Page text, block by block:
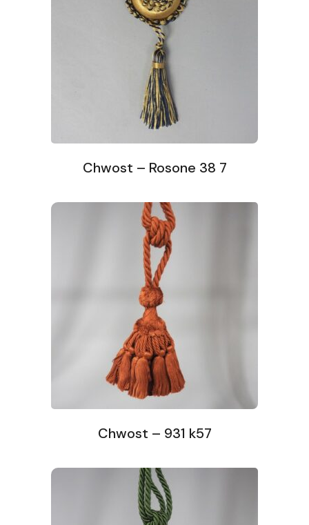
Chwost – Rosone 38 7
Chwost – 931 k57